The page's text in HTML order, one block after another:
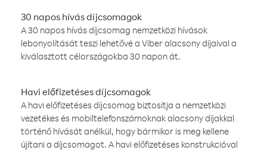
30 napos hívás díjcsomagok
A 30 napos hívás díjcsomag nemzetközi hívások
lebonyolítását teszi lehetővé a Viber alacsony díjaival a
kiválasztott célországokba 30 napon át.
Havi előfizetéses díjcsomagok
A havi előfizetéses díjcsomag biztosítja a nemzetközi
vezetékes és mobiltelefonszámoknak alacsony díjakkal
történő hívását anélkül, hogy bármikor is meg kellene
újítani a díjcsomagot. A havi előfizetéses konstrukcióval